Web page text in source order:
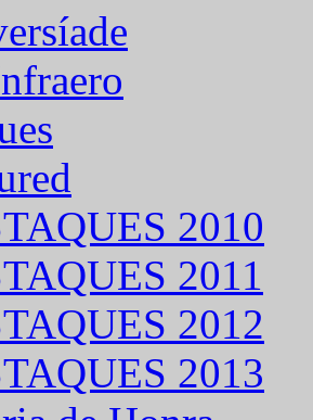
2010
2011
2012
2013